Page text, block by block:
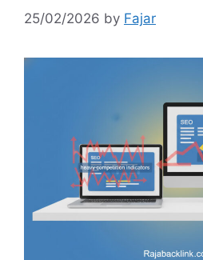
25/02/2026 by Fajar